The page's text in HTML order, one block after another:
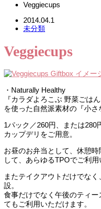
Veggiecups
2014.04.1
未分類
Veggiecups
・Naturally Healthy
『カラダよろこぶ 野菜ごは
を使った自然派素材の『小
1パック／260円、または280
カップデリをご用意。
お昼のお弁当として、休憩
して、あらゆるTPOでご利用
またテイクアウトだけでな
設。
食事だけでなく午後のティ
てもご利用いただけます。